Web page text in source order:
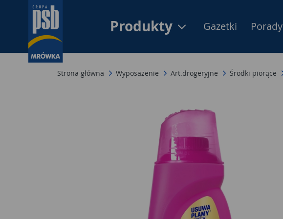
Produkty Gazetki Porady
Strona główna Wyposażenie Art.drogeryjne Środki piorące